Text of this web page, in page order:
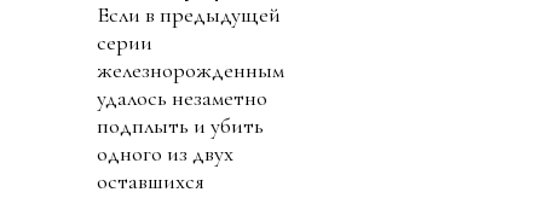
Если в предыдущей
серии
железнорожденным
удалось незаметно
подплыть и убить
одного из двух
оставшихся